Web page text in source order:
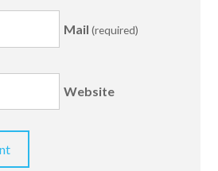
Mail (required)
Website